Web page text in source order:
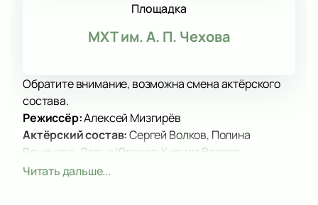
Площадка
МХТ им. А. П. Чехова
Обратите внимание, возможна смена актёрского
состава.
Режиссёр:Алексей Мизгирёв
Актёрский состав:Сергей Волков, Полина
Романова, Дарья Юрская, Кирилл Власов,
Ростислав Лаврентьев.
Читать дальше...